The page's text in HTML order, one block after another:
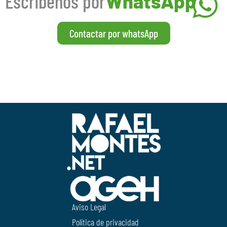
Contactar por whatsApp
Aviso Legal
Política de privacidad